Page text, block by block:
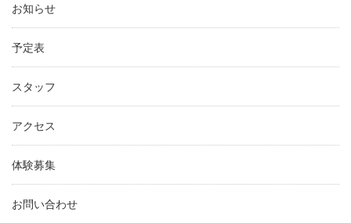
お知らせ
予定表
スタッフ
アクセス
体験募集
お問い合わせ